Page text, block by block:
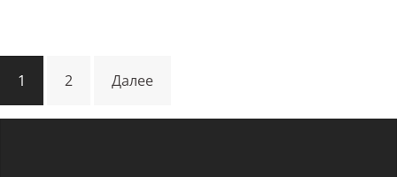
Навигация
по
1 2 Далее